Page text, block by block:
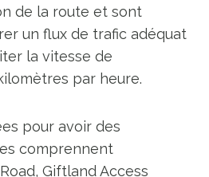
de la route et sont
un flux de trafic adéquat
la vitesse de
par heure.
pour avoir des
comprennent
Giftland Access